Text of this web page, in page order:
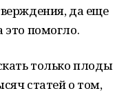
да еще
помогло.
только плоды
статей о том,